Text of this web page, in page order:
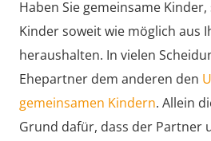
Haben Sie gemeinsame
Kinder soweit wie möglich aus
heraushalten. In vielen
Ehepartner dem anderen den
gemeinsamen Kindern. Allein
Grund dafür, dass der Partner